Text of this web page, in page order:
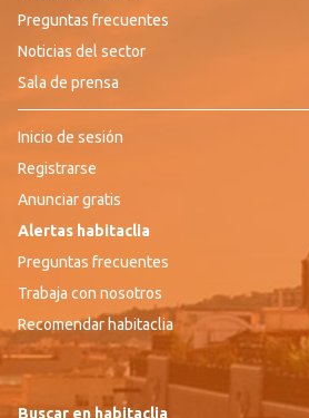
Preguntas frecuentes
Noticias del sector
Sala de prensa
Inicio de sesión
Registrarse
Anunciar gratis
Alertas habitaclia
Preguntas frecuentes
Trabaja con nosotros
Recomendar habitaclia
Buscar en habitaclia